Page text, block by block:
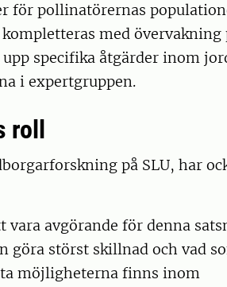
för pollinatörernas
med övervakning
specifika åtgärder inom
i expertgruppen.
roll
på SLU, har
avgörande för denna
störst skillnad och vad
möjligheterna finns inom